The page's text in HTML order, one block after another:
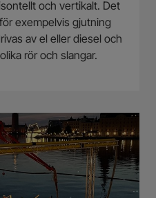
och vertikalt. Det
exempelvis gjutning
av el eller diesel och
rör och slangar.